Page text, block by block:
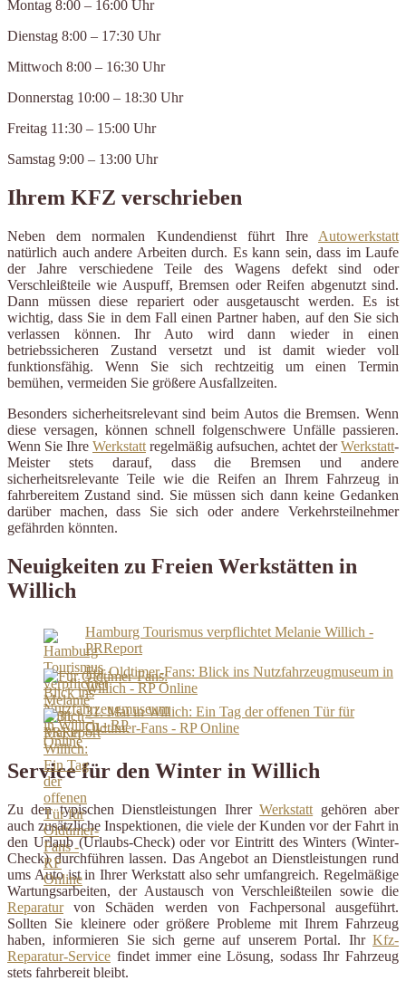
Montag 8:00 – 16:00 Uhr
Dienstag 8:00 – 17:30 Uhr
Mittwoch 8:00 – 16:30 Uhr
Donnerstag 10:00 – 18:30 Uhr
Freitag 11:30 – 15:00 Uhr
Samstag 9:00 – 13:00 Uhr
Ihrem KFZ verschrieben
Neben dem normalen Kundendienst führt Ihre Autowerkstatt
natürlich auch andere Arbeiten durch. Es kann sein, dass im Laufe
der Jahre verschiedene Teile des Wagens defekt sind oder
Verschleißteile wie Auspuff, Bremsen oder Reifen abgenutzt sind.
Dann müssen diese repariert oder ausgetauscht werden. Es ist
wichtig, dass Sie in dem Fall einen Partner haben, auf den Sie sich
verlassen können. Ihr Auto wird dann wieder in einen
betriebssicheren Zustand versetzt und ist damit wieder voll
funktionsfähig. Wenn Sie sich rechtzeitig um einen Termin
bemühen, vermeiden Sie größere Ausfallzeiten.
Besonders sicherheitsrelevant sind beim Autos die Bremsen. Wenn
diese versagen, können schnell folgenschwere Unfälle passieren.
Wenn Sie Ihre Werkstatt regelmäßig aufsuchen, achtet derWerkstatt-
Meister stets darauf, dass die Bremsen und andere
sicherheitsrelevante Teile wie die Reifen an Ihrem Fahrzeug in
fahrbereitem Zustand sind. Sie müssen sich dann keine Gedanken
darüber machen, dass Sie sich oder andere Verkehrsteilnehmer
gefährden könnten.
Neuigkeiten zu Freien Werkstätten in
Willich
Hamburg Tourismus verpflichtet Melanie Willich -
PRReport
Für Oldtimer-Fans: Blick ins Nutzfahrzeugmuseum in
Willich - RP Online
31. Mai in Willich: Ein Tag der offenen Tür für
Oldtimer-Fans - RP Online
Service für den Winter in Willich
Zu den typischen Dienstleistungen IhrerWerkstatt gehören aber
auch zusätzliche Inspektionen, die viele der Kunden vor der Fahrt in
den Urlaub (Urlaubs-Check) oder vor Eintritt des Winters (Winter-
Check) durchführen lassen. Das Angebot an Dienstleistungen rund
ums Auto ist in Ihrer Werkstatt also sehr umfangreich. Regelmäßige
Wartungsarbeiten, der Austausch von Verschleißteilen sowie die
Reparaturvon Schäden werden von Fachpersonal ausgeführt.
Sollten Sie kleinere oder größere Probleme mit Ihrem Fahrzeug
haben, informieren Sie sich gerne auf unserem Portal. Ihr Kfz-
Reparatur-Service findet immer eine Lösung, sodass Ihr Fahrzeug
stets fahrbereit bleibt.